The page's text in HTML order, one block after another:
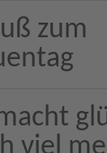
zum